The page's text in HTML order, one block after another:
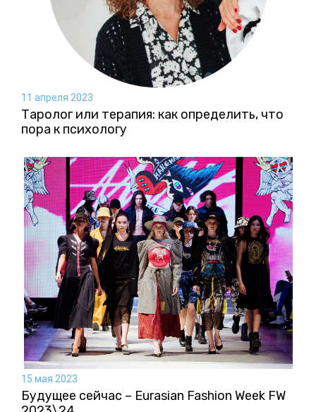
11 апреля 2023
Таролог или терапия: как определить, что
пора к психологу
15 мая 2023
Будущее сейчас – Eurasian Fashion Week FW